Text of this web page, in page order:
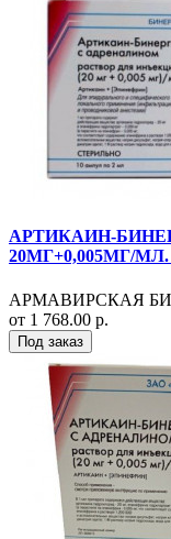
АРТИКАИН-
20МГ+0,005МГ/
АРМАВИРСКАЯ
от 1 768.00 р.
Под заказ